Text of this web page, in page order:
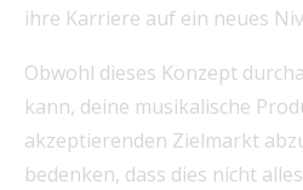
ihre Karriere auf ein neues
Obwohl dieses Konzept
kann, deine musikalische
akzeptierenden Zielmarkt
bedenken, dass dies nicht